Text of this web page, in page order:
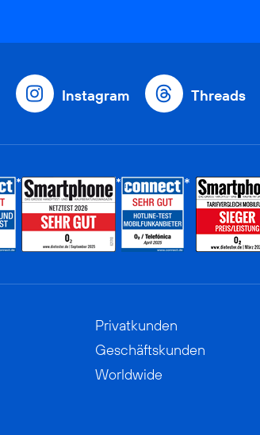
Instagram Threads
Privatkunden
Geschäftskunden
Worldwide